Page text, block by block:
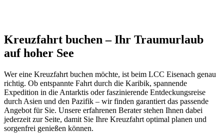
Kreuzfahrt buchen – Ihr Traumurlaub
auf hoher See
Wer eine Kreuzfahrt buchen möchte, ist beim LCC Eisenach genau
richtig. Ob entspannte Fahrt durch die Karibik, spannende
Expedition in die Antarktis oder faszinierende Entdeckungsreise
durch Asien und den Pazifik – wir finden garantiert das passende
Angebot für Sie. Unsere erfahrenen Berater stehen Ihnen dabei
jederzeit zur Seite, damit Sie Ihre Kreuzfahrt optimal planen und
sorgenfrei genießen können.